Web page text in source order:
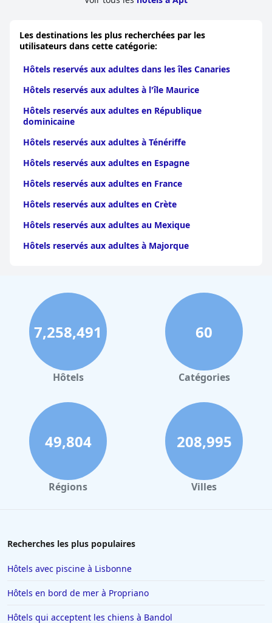
Les destinations les plus recherchées par les
utilisateurs dans cette catégorie:
Hôtels reservés aux adultes dans les îles Canaries
Hôtels reservés aux adultes à l'île Maurice
Hôtels reservés aux adultes en République
dominicaine
Hôtels reservés aux adultes à Ténériffe
Hôtels reservés aux adultes en Espagne
Hôtels reservés aux adultes en France
Hôtels reservés aux adultes en Crète
Hôtels reservés aux adultes au Mexique
Hôtels reservés aux adultes à Majorque
7,258,491
Hôtels
60
Catégories
49,804
Régions
208,995
Villes
Recherches les plus populaires
Hôtels avec piscine à Lisbonne
Hôtels en bord de mer à Propriano
Hôtels qui acceptent les chiens à Bandol